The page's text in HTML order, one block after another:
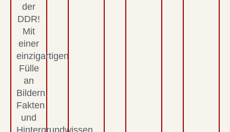
der
DDR!
Mit
einer
einzigartigen
Fülle
an
Bildern,
Fakten
und
Hintergrundwissen